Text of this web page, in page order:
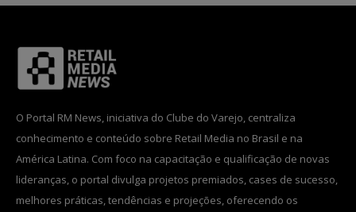
O Portal RM News, iniciativa do Clube do Varejo, centraliza
conhecimento e conteúdo sobre Retail Media no Brasil e na
América Latina. Com foco na capacitação e qualificação de novas
lideranças, o portal divulga projetos premiados, cases de sucesso,
melhores práticas, tendências e projeções, oferecendo os